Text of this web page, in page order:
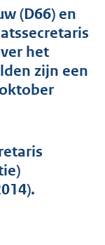
(D66) en
het
zijn een